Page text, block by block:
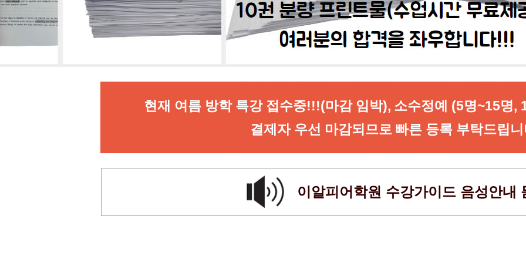
이알피어학원 수강가이드 음성안내